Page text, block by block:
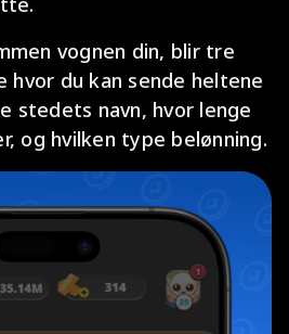
vognen din, blir tre
du kan sende heltene
stedets navn, hvor lenge
og hvilken type belønning.